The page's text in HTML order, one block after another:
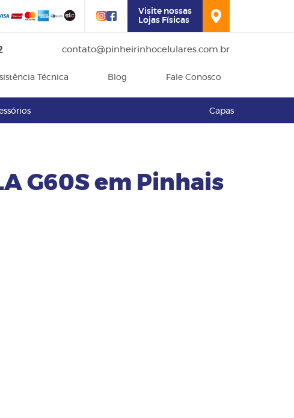
Visite nossas
Lojas Físicas
contato@pinheirinhocelulares.com.br
Técnica Blog Fale Conosco
Capas
G60S em Pinhais